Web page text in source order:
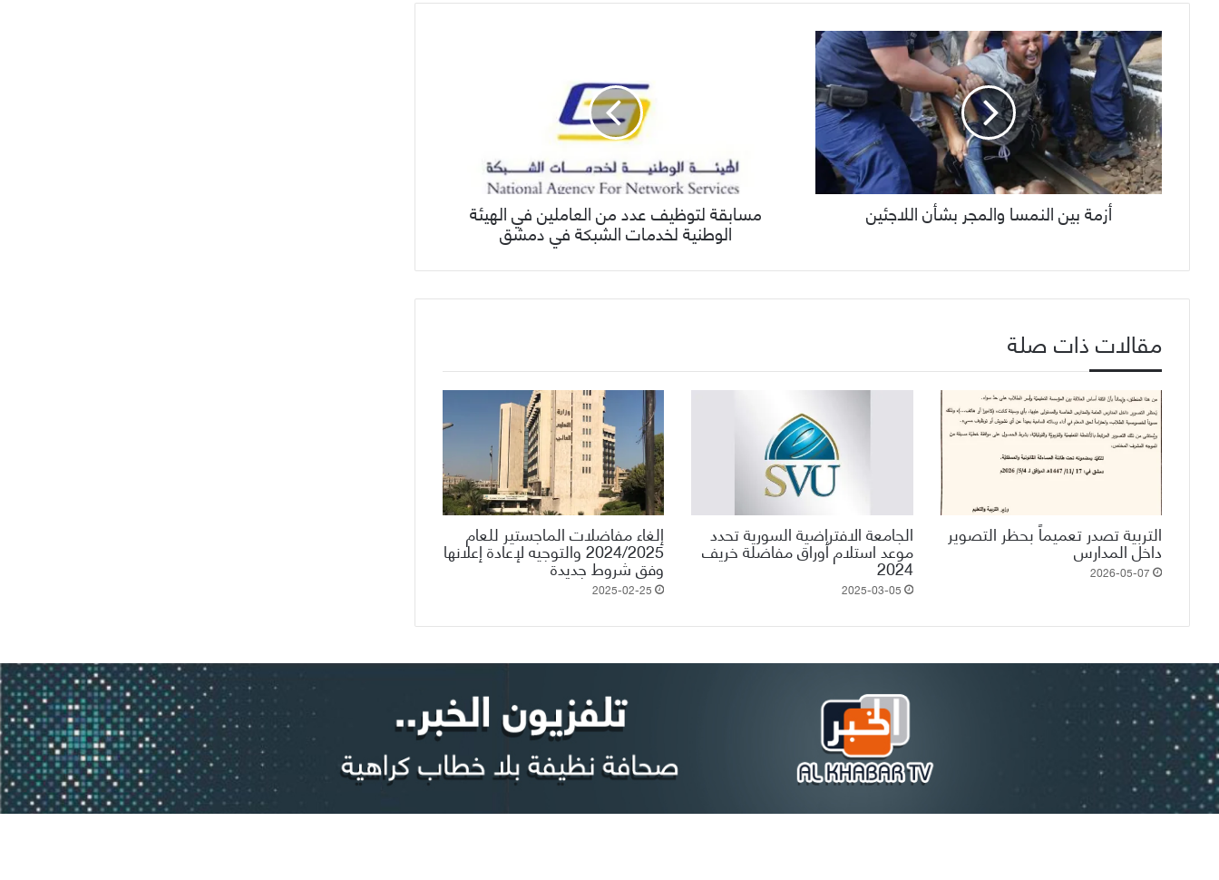
أزمة بين النمسا والمجر بشأن اللاجئين مسابقة لتوظيف عدد من العاملين في الهيئة
الوطنية لخدمات الشبكة في دمشق
مقالات ذات صلة
التربية تصدر تعميماً بحظر التصوير
داخل المدارس
2026-05-07
الجامعة الافتراضية السورية تحدد
موعد استلام أوراق مفاضلة خريف
‌‏2024
2025-03-05
إلغاء مفاضلات الماجستير للعام
2024/2025 والتوجيه لإعادة إعلانها
وفق شروط جديدة
2025-02-25